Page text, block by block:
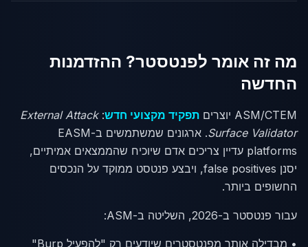
מה זה אומר לפנטסטר? ההזדמנות
החדשה
ASM/CTEM יוצרים תפקיד מקצועי חדש:
External Attack
Surface Validator
. ארגונים שמשתמשים ב-EASM
platforms עדיין צריכים אדם שיוכיח שהממצאים אמיתיים,
יסנן false positives, ויבצע פנטסט ממוקד על הנכסים
החשופים ביותר.
עבור פנטסטר ב-2026, השליטה ב-ASM:
• מבדילה אותך מפנטסטרים שיודעים רק "להפעיל Burp"